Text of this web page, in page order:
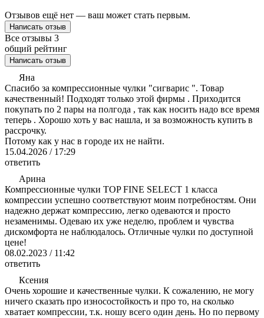
Отзывов ещё нет — ваш может стать первым.
Написать отзыв
Все отзывы 3
общий рейтинг
Написать отзыв
Яна
Спасибо за компрессионные чулки "сигварис ". Товар
качественный! Подходят только этой фирмы . Приходится
покупать по 2 пары на полгода , так как носить надо все время
теперь . Хорошо хоть у вас нашла, и за возможность купить в
рассрочку.
Потому как у нас в городе их не найти.
15.04.2026 / 17:29
ответить
Арина
Компрессионные чулки TOP FINE SELECT 1 класса
компрессии успешно соответствуют моим потребностям. Они
надежно держат компрессию, легко одеваются и просто
незаменимы. Одеваю их уже неделю, проблем и чувства
дискомфорта не наблюдалось. Отличные чулки по доступной
цене!
08.02.2023 / 11:42
ответить
Ксения
Очень хорошие и качественные чулки. К сожалению, не могу
ничего сказать про износостойкость и про то, на сколько
хватает компрессии, т.к. ношу всего один день. Но по первому